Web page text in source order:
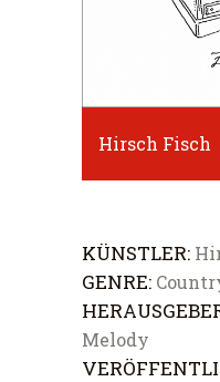
Hirsch Fisch
KÜNSTLER:
GENRE:
Melody